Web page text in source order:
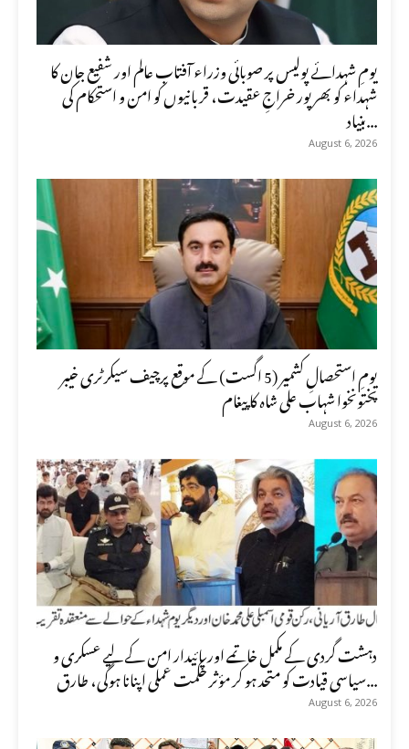
یومِ شہدائے پولیس پر صوبائی وزراء آفتاب عالم اور شفیع جان کا
شہداء کو بھرپور خراجِ عقیدت، قربانیوں کو امن و استحکام کی
بنیاد...
August 6, 2026
یومِ استحصالِ کشمیر (5 اگست) کے موقع پرچیف سیکرٹری خیبر
پختونخوا شہاب علی شاہ کا پیغام
August 6, 2026
دہشت گردی کے مکمل خاتمے اور پائیدار امن کے لیے عسکری و
سیاسی قیادت کو متحد ہو کر مؤثر حکمت عملی اپنانا ہوگی، طارق...
August 6, 2026